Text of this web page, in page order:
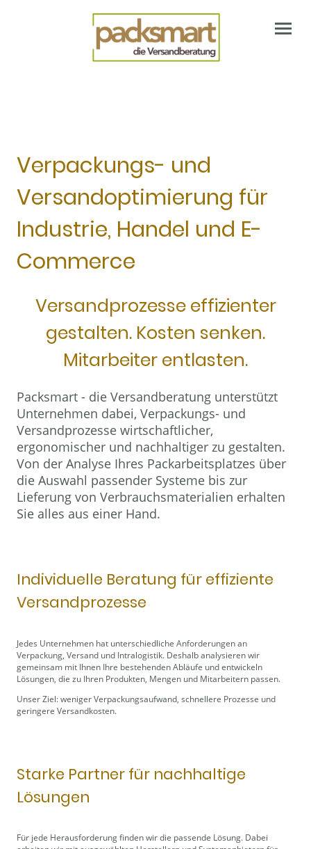
Verpackungs- und
Versandoptimierung für
Industrie, Handel und E-
Commerce
Versandprozesse effizienter
gestalten. Kosten senken.
Mitarbeiter entlasten.
Packsmart - die Versandberatung unterstützt
Unternehmen dabei, Verpackungs- und
Versandprozesse wirtschaftlicher,
ergonomischer und nachhaltiger zu gestalten.
Von der Analyse Ihres Packarbeitsplatzes über
die Auswahl passender Systeme bis zur
Lieferung von Verbrauchsmaterialien erhalten
Sie alles aus einer Hand.
Individuelle Beratung für effiziente
Versandprozesse
Jedes Unternehmen hat unterschiedliche Anforderungen an
Verpackung, Versand und Intralogistik. Deshalb analysieren wir
gemeinsam mit Ihnen Ihre bestehenden Abläufe und entwickeln
Lösungen, die zu Ihren Produkten, Mengen und Mitarbeitern passen.
Unser Ziel: weniger Verpackungsaufwand, schnellere Prozesse und
geringere Versandkosten.
Starke Partner für nachhaltige
Lösungen
Für jede Herausforderung finden wir die passende Lösung. Dabei